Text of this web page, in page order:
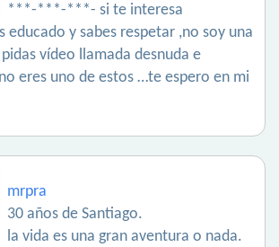
***-***-***- si te interesa
educado y sabes respetar ,no soy una
vídeo llamada desnuda e
eres uno de estos …te espero en mi
mrpra
30 años de Santiago.
la vida es una gran aventura o nada.